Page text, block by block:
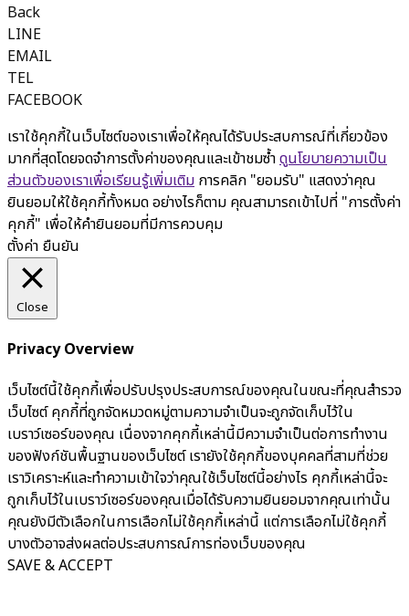
Back
LINE
EMAIL
TEL
FACEBOOK
เราใช้คุกกี้ในเว็บไซต์ของเราเพื่อให้คุณได้รับประสบการณ์ที่เกี่ยวข้อง
มากที่สุดโดยจดจำการตั้งค่าของคุณและเข้าชมซ้ำดูนโยบายความเป็น
ส่วนตัวของเราเพื่อเรียนรู้เพิ่มเติม การคลิก "ยอมรับ" แสดงว่าคุณ
ยินยอมให้ใช้คุกกี้ทั้งหมด อย่างไรก็ตาม คุณสามารถเข้าไปที่ "การตั้งค่า
คุกกี้" เพื่อให้คำยินยอมที่มีการควบคุม
ตั้งค่า ยืนยัน
Close
Privacy Overview
เว็บไซต์นี้ใช้คุกกี้เพื่อปรับปรุงประสบการณ์ของคุณในขณะที่คุณสำรวจ
เว็บไซต์ คุกกี้ที่ถูกจัดหมวดหมู่ตามความจำเป็นจะถูกจัดเก็บไว้ใน
เบราว์เซอร์ของคุณ เนื่องจากคุกกี้เหล่านี้มีความจำเป็นต่อการทำงาน
ของฟังก์ชันพื้นฐานของเว็บไซต์ เรายังใช้คุกกี้ของบุคคลที่สามที่ช่วย
เราวิเคราะห์และทำความเข้าใจว่าคุณใช้เว็บไซต์นี้อย่างไร คุกกี้เหล่านี้จะ
ถูกเก็บไว้ในเบราว์เซอร์ของคุณเมื่อได้รับความยินยอมจากคุณเท่านั้น
คุณยังมีตัวเลือกในการเลือกไม่ใช้คุกกี้เหล่านี้ แต่การเลือกไม่ใช้คุกกี้
บางตัวอาจส่งผลต่อประสบการณ์การท่องเว็บของคุณ
SAVE & ACCEPT